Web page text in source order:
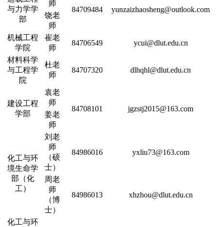
与力学学
部
师
84709484 yunzaizhaosheng@outlook.com
饶老
师
机械工程
学院
崔老
师
84706549 ycui@dlut.edu.cn
材料科学
与工程学
院
杜老
师
84707320 dlhqhl@dlut.edu.cn
建设工程
学部
袁老
师
84708101 jgzstj2015@163.com
姜老
师
化工与环
境生命学
部（化
工）
刘老
师
（硕
士）
84986016 yxliu73@163.com
周老
师
（博
士）
84986013 xhzhou@dlut.edu.cn
化工与环